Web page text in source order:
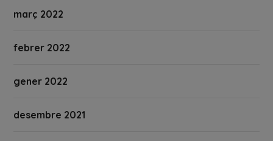
març 2022
febrer 2022
gener 2022
desembre 2021